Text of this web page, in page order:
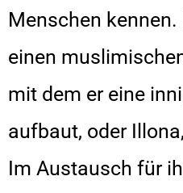
Menschen
einen
mit dem er eine
aufbaut, oder
Im Austausch für